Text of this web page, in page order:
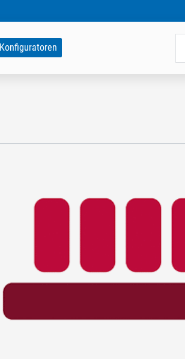
Konfiguratoren